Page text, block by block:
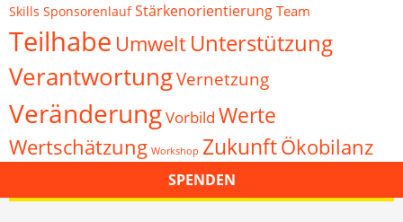
Skills Sponsorenlauf Stärkenorientierung Team
Teilhabe Umwelt Unterstützung
VerantwortungVernetzung
VeränderungVorbild Werte
Wertschätzung Workshop ZukunftÖkobilanz
SPENDEN